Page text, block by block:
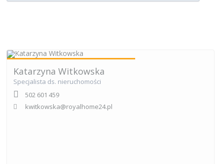
Katarzyna Witkowska
Specjalista ds. nieruchomości
502 601 459
kwitkowska@royalhome24.pl